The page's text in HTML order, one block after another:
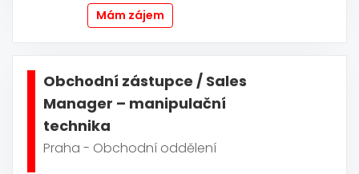
Mám zájem
Obchodní zástupce / Sales
Manager – manipulační
technika
Praha - Obchodní oddělení